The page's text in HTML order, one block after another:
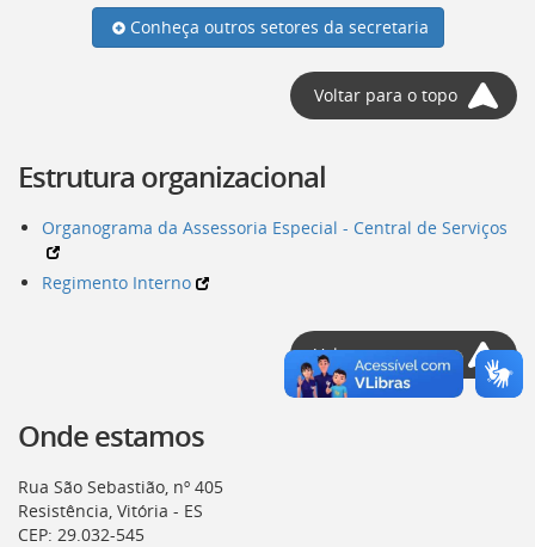
[]
Conheça outros setores da secretaria
Voltar para o topo
Estrutura organizacional
Organograma da Assessoria Especial - Central de Serviços
Regimento Interno
Voltar para o topo
Onde estamos
Rua São Sebastião, nº 405
Resistência, Vitória - ES
CEP: 29.032-545